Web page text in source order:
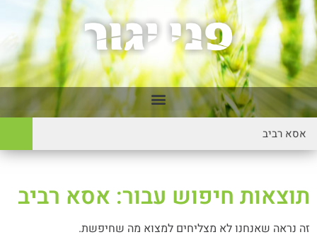
תוצאות חיפוש עבור: אסא רביב
זה נראה שאנחנו לא מצליחים למצוא מה שחיפשת.